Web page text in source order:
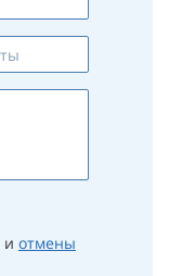
и отмены